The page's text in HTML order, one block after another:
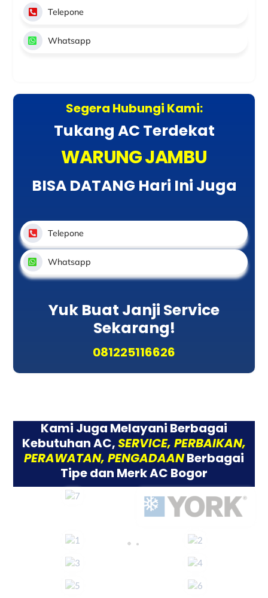
Telepone
Whatsapp
Segera Hubungi Kami:
Tukang AC Terdekat
WARUNG JAMBU
BISA DATANG Hari Ini Juga
Telepone
Whatsapp
Yuk Buat Janji Service
Sekarang!
081225116626
Kami Juga Melayani Berbagai
Kebutuhan AC,SERVICE, PERBAIKAN,
PERAWATAN, PENGADAANBerbagai
Tipe dan Merk AC Bogor